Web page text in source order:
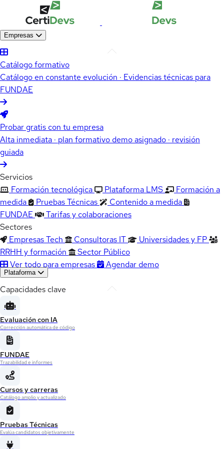
Empresas
Catálogo formativo
Catálogo en constante evolución · Evidencias técnicas para
FUNDAE
Probar gratis con tu empresa
Alta inmediata · plan formativo demo asignado · revisión
guiada
Servicios
Formación tecnológica
Plataforma LMS
Formación a
medida
Pruebas Técnicas
Contenido a medida
FUNDAE
Tarifas y colaboraciones
Sectores
Empresas Tech
Consultoras IT
Universidades y FP
RRHH y formación
Sector Público
Ver todo para empresas
Agendar demo
Plataforma
Capacidades clave
Evaluación con IA
Corrección automática de código
FUNDAE
Trazabilidad e informes
Cursos y carreras
Catálogo amplio y actualizado
Pruebas Técnicas
Evalúa candidatos objetivamente